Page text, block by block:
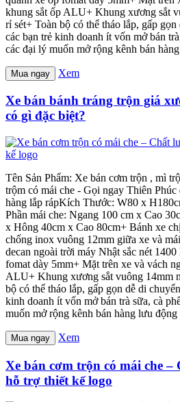
khung sắt ốp ALU+ Khung xương sắt
rỉ sét+ Toàn bộ có thể tháo lắp, gấp
các bạn trẻ kinh doanh ít vốn mở bán
các đại lý muốn mở rộng kênh bán
Mua ngay Xem
Xe bán bánh tráng trộn giá
có gì đặc biệt?
Tên Sản Phẩm: Xe bán cơm trộn , mì
trộm có mái che - Gọi ngay Thiên
hàng lắp rápKích Thước: W80 x
Phần mái che: Ngang 100 cm x Cao
x Hông 40cm x Cao 80cm+ Bánh xe
chống inox vuông 12mm giữa xe và
decan ngoài trời máy Nhật sắc nét
fomat dày 5mm+ Mặt trên xe và vách
ALU+ Khung xương sắt vuông 14mm
bộ có thể tháo lắp, gấp gọn dễ di
kinh doanh ít vốn mở bán trà sữa, cà
muốn mở rộng kênh bán hàng lưu động
Mua ngay Xem
Xe bán cơm trộn có mái che
hỗ trợ thiết kế logo